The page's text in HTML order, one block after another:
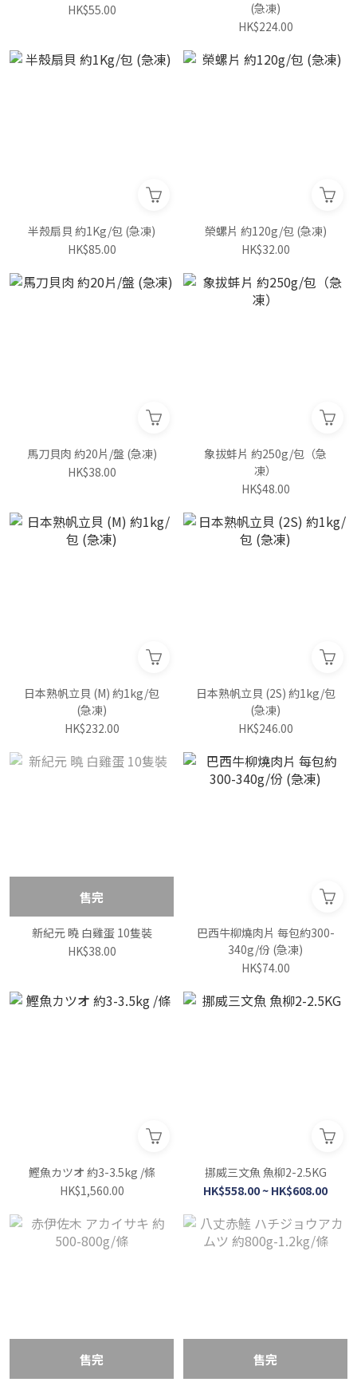
HK$55.00
(急凍)
HK$224.00
半殼扇貝 約1Kg/包 (急凍)
HK$85.00
榮螺片 約120g/包 (急凍)
HK$32.00
馬刀貝肉 約20片/盤 (急凍)
HK$38.00
象拔蚌片 約250g/包（急
凍）
HK$48.00
日本熟帆立貝 (M) 約1kg/包
(急凍)
HK$232.00
日本熟帆立貝 (2S) 約1kg/包
(急凍)
HK$246.00
售完
新紀元 曉 白雞蛋 10隻裝
HK$38.00
巴西牛柳燒肉片 每包約300-
340g/份 (急凍)
HK$74.00
鰹魚カツオ 約3-3.5kg /條
HK$1,560.00
挪威三文魚 魚柳2-2.5KG
HK$558.00 ~ HK$608.00
售完 售完